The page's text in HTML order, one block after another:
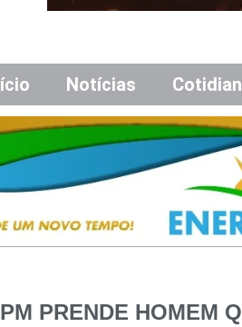
Notícias
PM PRENDE HOMEM